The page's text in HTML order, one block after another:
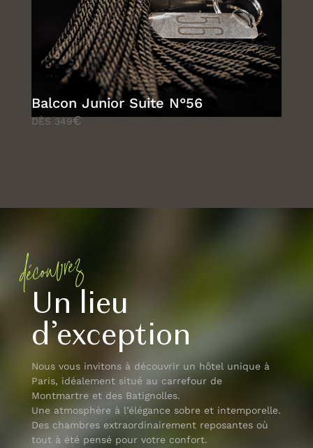
Balcon Junior Suite N°56
DÈS 349€
découvrez
Un lieu
d’exception
Nous vous invitons à découvrir un hôtel unique à
Paris, idéalement situé au carrefour de
Montmartre et des Batignolles.
Une atmosphère à l’élégance sobre et intemporelle.
Des chambres extraordinairement reposantes où
tout à été pensé pour votre confort.